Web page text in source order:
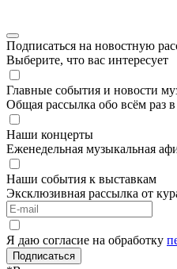
Подписаться на новостную
Выберите, что вас интересует
Главные события и новости
Общая рассылка обо всём раз
Наши концерты
Еженедельная музыкальная
Наши события к выставкам
Эксклюзивная рассылка от
Я даю согласие на обработку
Подписаться